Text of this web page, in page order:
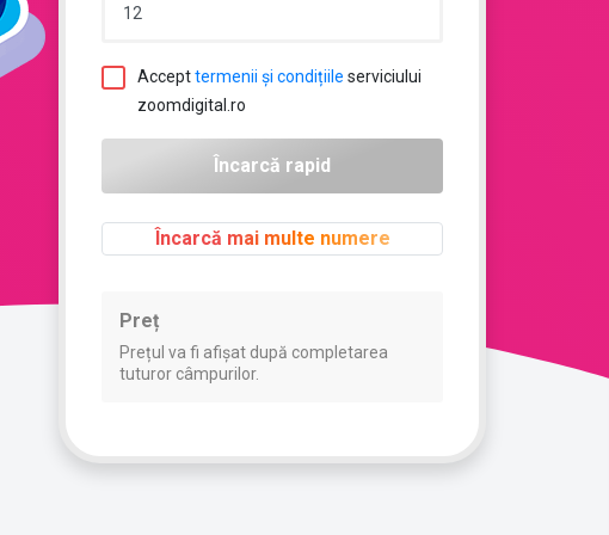
Accepttermenii și condițiile serviciului
zoomdigital.ro
Încarcă mai multe numere
Preț
Prețul va fi afișat după completarea
tuturor câmpurilor.